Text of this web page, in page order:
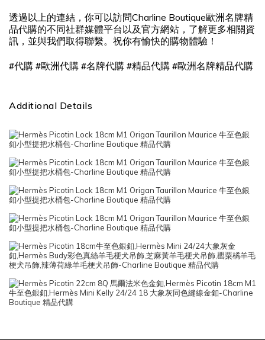
透過以上的連結，你可以訪問Charline Boutique歐洲名牌精
品代購的不同社群媒體平台以及官方網站，了解更多相關資
訊，並與我們取得聯繫。祝你有愉快的購物體驗！
#代購 #歐洲代購 #名牌代購 #精品代購 #歐洲名牌精品代購
Additional Details